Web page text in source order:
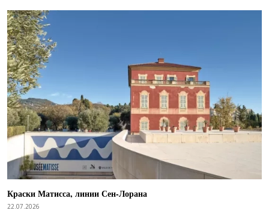
Краски Матисса, линии Сен-Лорана
22.07.2026